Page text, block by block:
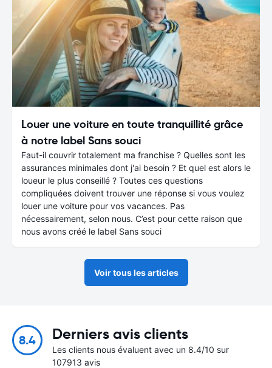
Louer une voiture en toute tranquillité grâce
à notre label Sans souci
Faut-il couvrir totalement ma franchise ? Quelles sont les
assurances minimales dont j'ai besoin ? Et quel est alors le
loueur le plus conseillé ? Toutes ces questions
compliquées doivent trouver une réponse si vous voulez
louer une voiture pour vos vacances. Pas
nécessairement, selon nous. C’est pour cette raison que
nous avons créé le label Sans souci
Voir tous les articles
8.4 Derniers avis clients
Les clients nous évaluent avec un 8.4/10 sur
107913 avis